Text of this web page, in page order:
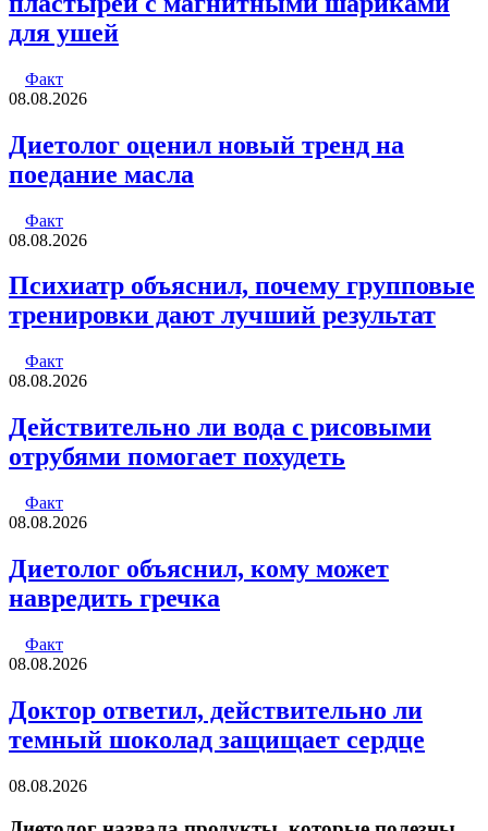
для ушей
Факт
08.08.2026
Диетолог оценил новый тренд на
поедание масла
Факт
08.08.2026
Психиатр объяснил, почему групповые
тренировки дают лучший результат
Факт
08.08.2026
Действительно ли вода с рисовыми
отрубями помогает похудеть
Факт
08.08.2026
Диетолог объяснил, кому может
навредить гречка
Факт
08.08.2026
Доктор ответил, действительно ли
темный шоколад защищает сердце
08.08.2026